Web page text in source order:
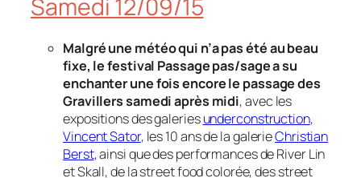
Samedi 12/09/15
Malgré une météo qui n’a pas été au beau
fixe, le festival Passage pas/sage a su
enchanter une fois encore le passage des
Gravillers samedi après midi, avec les
expositions des galeriesunderconstruction,
Vincent Sator, les 10 ans de la galerieChristian
Berst, ainsi que des performances de River Lin
et Skall, de la street food colorée, des street